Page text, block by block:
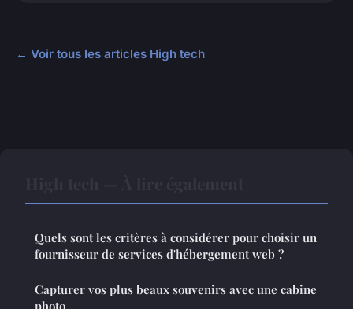
← Voir tous les articles High tech
Quels sont les critères à considérer pour choisir un
fournisseur de services d'hébergement web ?
Capturer vos plus beaux souvenirs avec une cabine